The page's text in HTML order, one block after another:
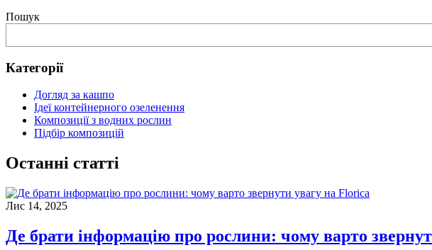
Пошук
Категорії
Догляд за кашпо
Ідеї контейнерного озеленення
Композиції з водних рослин
Підбір композицій
Останні статті
Лис 14, 2025
Де брати інформацію про рослини: чому варто